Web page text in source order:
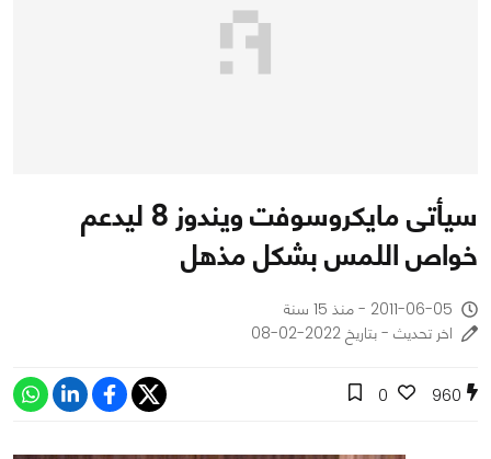
سيأتى مايكروسوفت ويندوز 8 ليدعم
خواص اللمس بشكل مذهل
2011-06-05 - منذ 15 سنة
اخر تحديث - بتاريخ 2022-02-08
960
0